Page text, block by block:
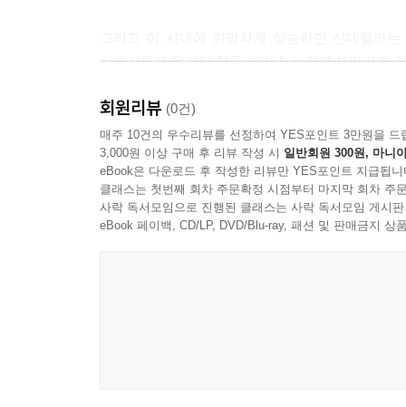
상승기류에 올라탄 형국이었다. 능력과 책임감과
아니라 처가의 도움으로 계층 상승에 성공한다는
뛰어넘는 진정성 있는 사랑까지는 성공했지만 말
1990년대, 여자 신데렐라의 시대
그에 비해 1990년대 중반부터 펼쳐진 신데렐라
회원리뷰 (0건)
매주 10건의 우수리뷰를 선정하여 YES포인트 3만원을 드
3,000원 이상 구매 후 리뷰 작성 시 일반회원 300원, 마니
eBook은 다운로드 후 작성한 리뷰만 YES포인트 지급됩니
클래스는 첫번째 회차 주문확정 시점부터 마지막 회차 주
사락 독서모임으로 진행된 클래스는 사락 독서모임 게시
eBook 페이백, CD/LP, DVD/Blu-ray, 패션 및 판매금지 상